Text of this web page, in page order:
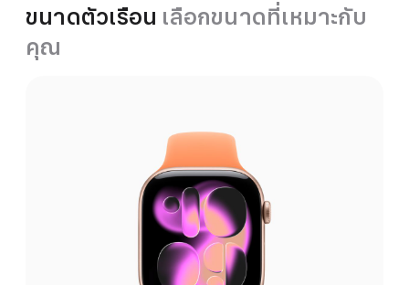
ขนาดตัวเรือน เลือกขนาดที่เหมาะกับ
คุณ